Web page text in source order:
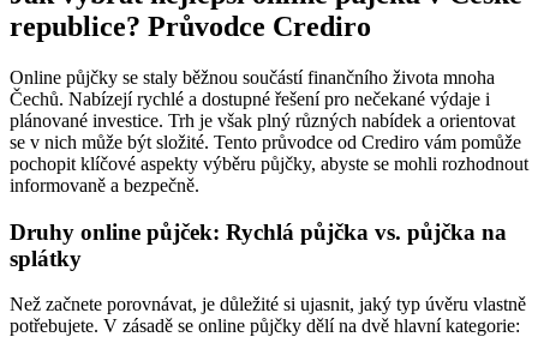
republice? Průvodce Crediro
Online půjčky se staly běžnou součástí finančního života mnoha
Čechů. Nabízejí rychlé a dostupné řešení pro nečekané výdaje i
plánované investice. Trh je však plný různých nabídek a orientovat
se v nich může být složité. Tento průvodce od Crediro vám pomůže
pochopit klíčové aspekty výběru půjčky, abyste se mohli rozhodnout
informovaně a bezpečně.
Druhy online půjček: Rychlá půjčka vs. půjčka na
splátky
Než začnete porovnávat, je důležité si ujasnit, jaký typ úvěru vlastně
potřebujete. V zásadě se online půjčky dělí na dvě hlavní kategorie: